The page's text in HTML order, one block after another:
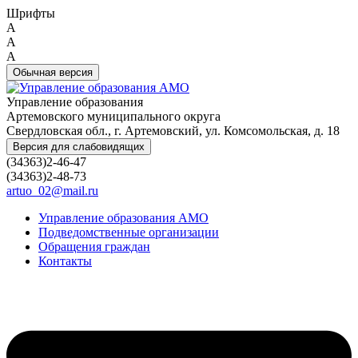
Шрифты
A
A
A
Обычная версия
Управление образования
Артемовского муниципального округа
Свердловская обл., г. Артемовский, ул. Комсомольская, д. 18
Версия для слабовидящих
(34363)2-46-47
(34363)2-48-73
artuo_02@mail.ru
Управление образования АМО
Подведомственные организации
Обращения граждан
Контакты